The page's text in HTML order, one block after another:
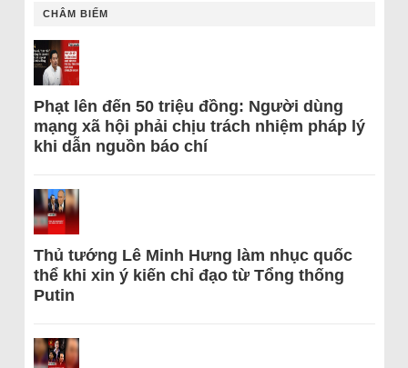
CHÂM BIẾM
Phạt lên đến 50 triệu đồng: Người dùng
mạng xã hội phải chịu trách nhiệm pháp lý
khi dẫn nguồn báo chí
Thủ tướng Lê Minh Hưng làm nhục quốc
thể khi xin ý kiến chỉ đạo từ Tổng thống
Putin